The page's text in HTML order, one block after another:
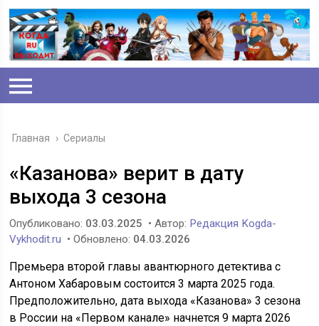
Главная › Сериалы
«Казанова» верит в дату
выхода 3 сезона
Опубликовано: 03.03.2025 • Автор: Редакция Kogda-
Vykhodit.ru • Обновлено: 04.03.2026
Премьера второй главы авантюрного детектива с
Антоном Хабаровым состоится 3 марта 2025 года.
Предположительно, дата выхода «Казанова» 3 сезона
в России на «Первом канале» начнется 9 марта 2026